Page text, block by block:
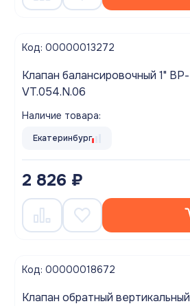
Код: 00000013272
Клапан балансировочный 1" ВР-ВР VALTEC
VT.054.N.06
Наличие товара:
Екатеринбург
2 826 ₽
Код: 00000018672
Клапан обратный вертикальный 1" ВН-НР TIM